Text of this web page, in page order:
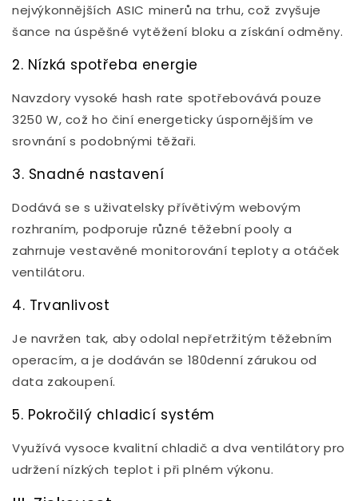
nejvýkonnějších ASIC minerů na trhu, což zvyšuje
šance na úspěšné vytěžení bloku a získání odměny.
2. Nízká spotřeba energie
Navzdory vysoké hash rate spotřebovává pouze
3250 W, což ho činí energeticky úspornějším ve
srovnání s podobnými těžaři.
3. Snadné nastavení
Dodává se s uživatelsky přívětivým webovým
rozhraním, podporuje různé těžební pooly a
zahrnuje vestavěné monitorování teploty a otáček
ventilátoru.
4. Trvanlivost
Je navržen tak, aby odolal nepřetržitým těžebním
operacím, a je dodáván se 180denní zárukou od
data zakoupení.
5. Pokročilý chladicí systém
Využívá vysoce kvalitní chladič a dva ventilátory pro
udržení nízkých teplot i při plném výkonu.